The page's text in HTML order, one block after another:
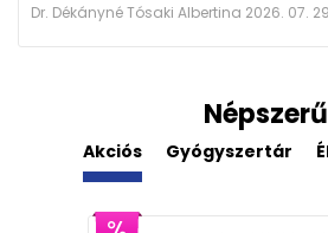
Dr. Dékányné Tósaki Albertina 2026. 07.
Népszerű
Akciós Gyógyszertár